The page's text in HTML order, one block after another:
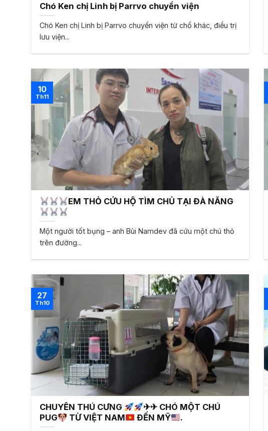
Chó Ken chị Linh bị Parrvo chuyển viện
Chó Ken chị Linh bị Parrvo chuyển viện từ chổ khác, điều trị
lưu viện...
EM THỎ CỨU HỘ TÌM CHỦ TẠI ĐÀ NẴNG
Một người tốt bụng – anh Bùi Namdev đã cứu một chú thỏ
trên đường...
10
Th11
CHUYỂN THÚ CƯNG
✈✈ CHÓ MỘT CHÚ
PUG
TỪ VIỆT NAM ĐẾN MỸ .
27
Th10